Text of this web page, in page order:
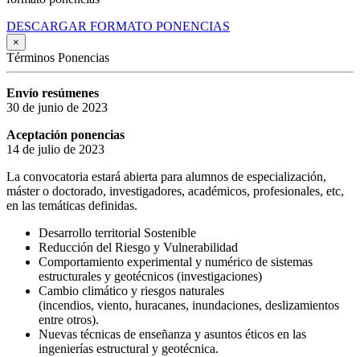
DESCARGAR FORMATO PONENCIAS
×
Términos Ponencias
Envío resúmenes
30 de junio de 2023
Aceptación ponencias
14 de julio de 2023
La convocatoria estará abierta para alumnos de especialización,
máster o doctorado, investigadores, académicos, profesionales, etc,
en las temáticas definidas.
Desarrollo territorial Sostenible
Reducción del Riesgo y Vulnerabilidad
Comportamiento experimental y numérico de sistemas
estructurales y geotécnicos (investigaciones)
Cambio climático y riesgos naturales
(incendios, viento, huracanes, inundaciones, deslizamientos
entre otros).
Nuevas técnicas de enseñanza y asuntos éticos en las
ingenierías estructural y geotécnica.